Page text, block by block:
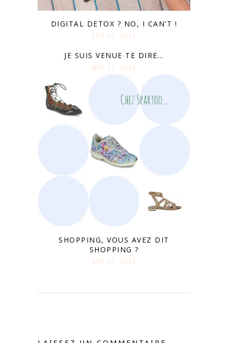
DIGITAL DETOX ? NO, I CAN’T !
FÉV 02. 2017
JE SUIS VENUE TE DIRE…
MAI 31. 2016
SHOPPING, VOUS AVEZ DIT
SHOPPING ?
AVR 25. 2016